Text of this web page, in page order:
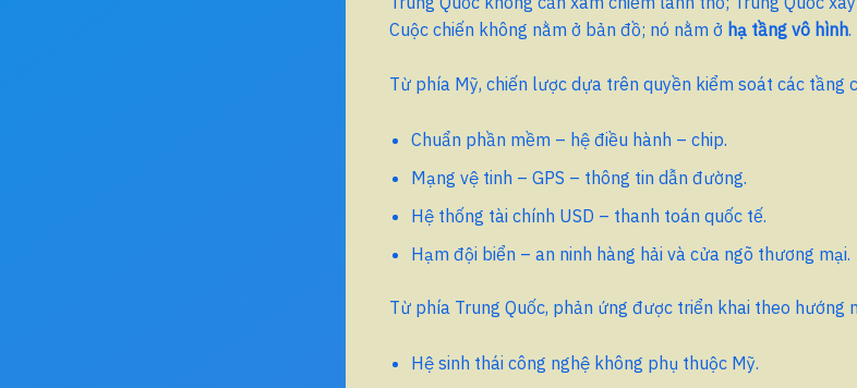
Cuộc chiến không nằm ở bản đồ; nó nằm ở hạ tầng vô hình.
Từ phía Mỹ, chiến lược dựa trên quyền kiểm soát các tầng
Chuẩn phần mềm – hệ điều hành – chip.
Mạng vệ tinh – GPS – thông tin dẫn đường.
Hệ thống tài chính USD – thanh toán quốc tế.
Hạm đội biển – an ninh hàng hải và cửa ngõ thương mại.
Từ phía Trung Quốc, phản ứng được triển khai theo hướng
Hệ sinh thái công nghệ không phụ thuộc Mỹ.